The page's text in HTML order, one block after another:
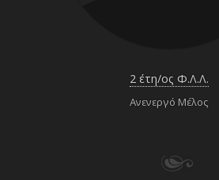
2 έτη/ος Φ.Λ.Λ.
Ανενεργό Μέλος